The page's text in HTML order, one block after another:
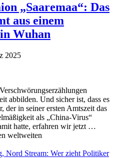
„Saaremaa“: Das
aus einem
Wuhan
2025
abbilden. Und sicher ist, dass es
der in seiner ersten Amtszeit das
als „China-Virus“
hatte, erfahren wir jetzt …
weltweiten